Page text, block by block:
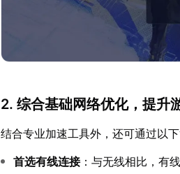
2. 综合基础网络优化，提升
结合专业加速工具外，还可通过以
首选有线连接：与无线相比，有